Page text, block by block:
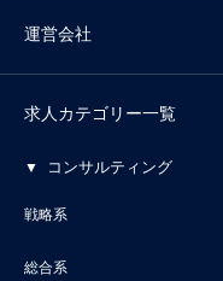
運営会社
求人カテゴリー一覧
コンサルティング
戦略系
総合系